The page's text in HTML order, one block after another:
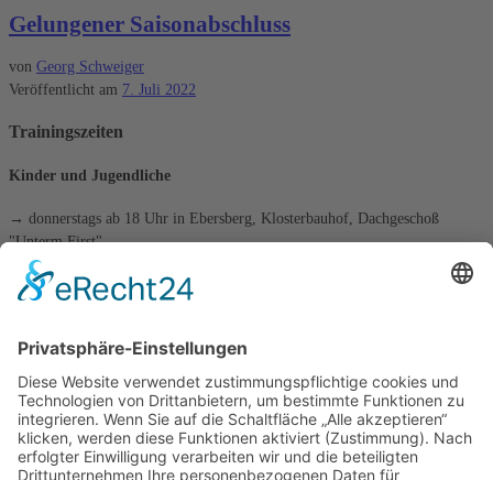
Gelungener Saisonabschluss
von Georg Schweiger
Veröffentlicht am 7. Juli 2022
Trainingszeiten
Kinder und Jugendliche
→ donnerstags ab 18 Uhr in Ebersberg, Klosterbauhof, Dachgeschoß
"Unterm First"
Erwachsene
"Unterm First"
→ freitags ab 18 Uhr in Grafing, VHS-Räume, Kirchenplatz 3
die tägliche Schachaufgabe